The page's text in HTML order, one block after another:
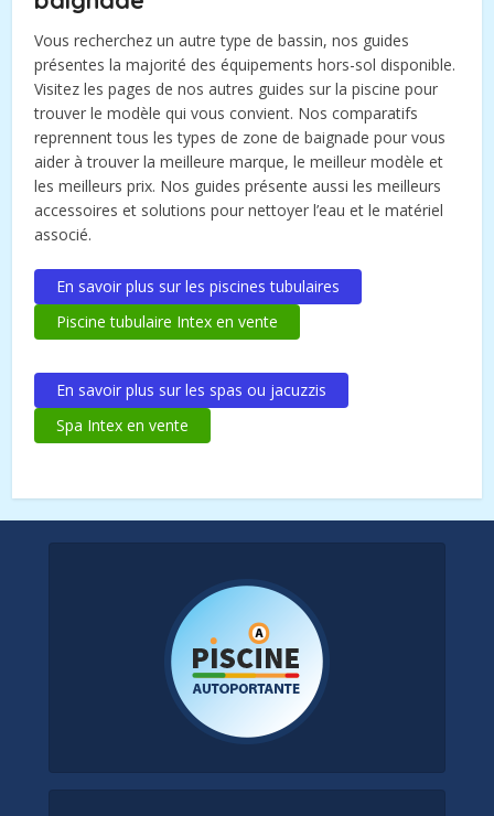
Vous recherchez un autre type de bassin, nos guides
présentes la majorité des équipements hors-sol disponible.
Visitez les pages de nos autres guides sur la piscine pour
trouver le modèle qui vous convient. Nos comparatifs
reprennent tous les types de zone de baignade pour vous
aider à trouver la meilleure marque, le meilleur modèle et
les meilleurs prix. Nos guides présente aussi les meilleurs
accessoires et solutions pour nettoyer l’eau et le matériel
associé.
En savoir plus sur les piscines tubulaires
Piscine tubulaire Intex en vente
En savoir plus sur les spas ou jacuzzis
Spa Intex en vente